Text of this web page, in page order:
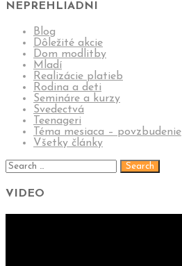
NEPREHLIADNI
Blog
Dôležité akcie
Dom modlitby
Mladí
Realizácie platieb
Rodina a deti
Semináre a kurzy
Svedectvá
Teenageri
Téma mesiaca – povzbudenie
Všetky články
VIDEO